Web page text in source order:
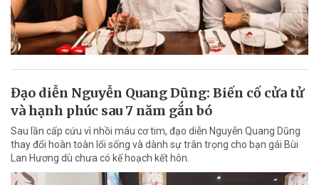
Đạo diễn Nguyễn Quang Dũng: Biến cố cửa tử
và hạnh phúc sau 7 năm gắn bó
Sau lần cấp cứu vì nhồi máu cơ tim, đạo diễn Nguyễn Quang Dũng
thay đổi hoàn toàn lối sống và dành sự trân trọng cho bạn gái Bùi
Lan Hương dù chưa có kế hoạch kết hôn.